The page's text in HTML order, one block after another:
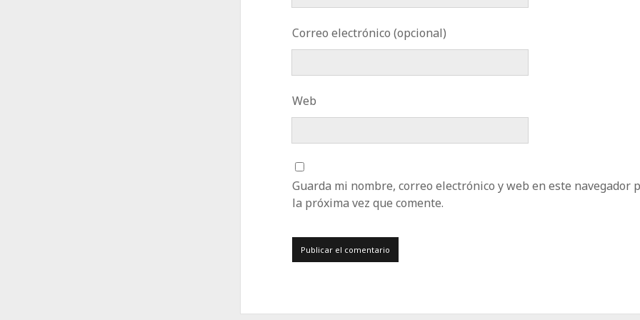
Correo electrónico (opcional)
Web
Guarda mi nombre, correo electrónico y web en este navegador
la próxima vez que comente.